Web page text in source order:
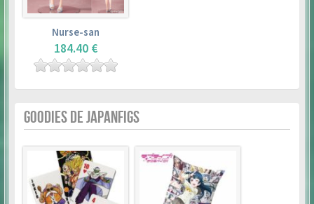
Nurse-san
184.40 €
GOODIES DE JAPANFIGS